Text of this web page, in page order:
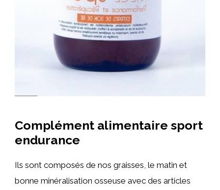
Complément alimentaire sport
endurance
Ils sont composés de nos graisses, le matin et
bonne minéralisation osseuse avec des articles